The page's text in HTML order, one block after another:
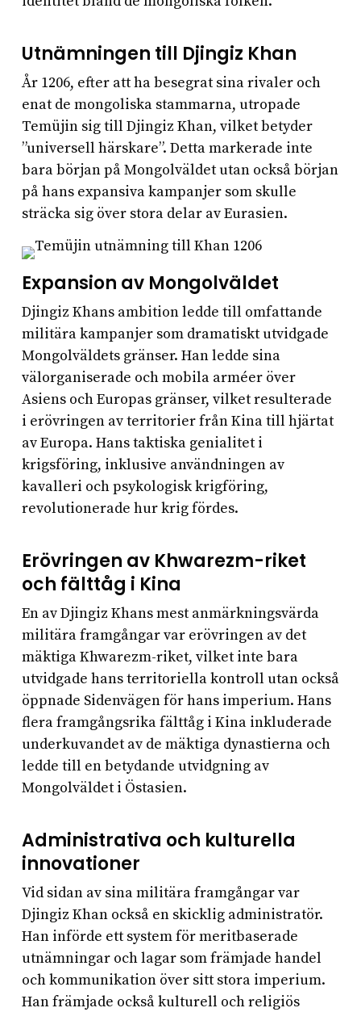
Utnämningen till Djingiz Khan
År 1206, efter att ha besegrat sina rivaler och
enat de mongoliska stammarna, utropade
Temüjin sig till Djingiz Khan, vilket betyder
”universell härskare”. Detta markerade inte
bara början på Mongolväldet utan också början
på hans expansiva kampanjer som skulle
sträcka sig över stora delar av Eurasien.
Expansion av Mongolväldet
Djingiz Khans ambition ledde till omfattande
militära kampanjer som dramatiskt utvidgade
Mongolväldets gränser. Han ledde sina
välorganiserade och mobila arméer över
Asiens och Europas gränser, vilket resulterade
i erövringen av territorier från Kina till hjärtat
av Europa. Hans taktiska genialitet i
krigsföring, inklusive användningen av
kavalleri och psykologisk krigföring,
revolutionerade hur krig fördes.
Erövringen av Khwarezm-riket
och fälttåg i Kina
En av Djingiz Khans mest anmärkningsvärda
militära framgångar var erövringen av det
mäktiga Khwarezm-riket, vilket inte bara
utvidgade hans territoriella kontroll utan också
öppnade Sidenvägen för hans imperium. Hans
flera framgångsrika fälttåg i Kina inkluderade
underkuvandet av de mäktiga dynastierna och
ledde till en betydande utvidgning av
Mongolväldet i Östasien.
Administrativa och kulturella
innovationer
Vid sidan av sina militära framgångar var
Djingiz Khan också en skicklig administratör.
Han införde ett system för meritbaserade
utnämningar och lagar som främjade handel
och kommunikation över sitt stora imperium.
Han främjade också kulturell och religiös